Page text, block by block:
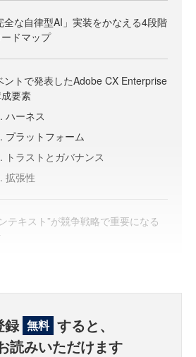
全な自律型AI」実装をかなえる4段階
ドマップ
ントで発表したAdobe CX Enterprise
要素
ハーネス
プラットフォーム
トラストとガバナンス
拡張性
テキスト”が競争戦略で重要になる
録 無料 すると、
読みいただけます